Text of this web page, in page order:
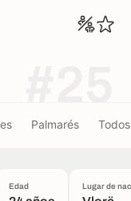
Palmarés
Edad Lugar de